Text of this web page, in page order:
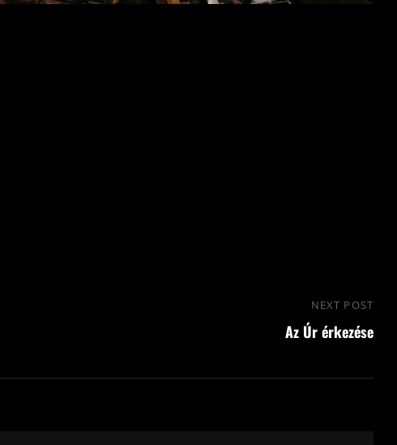
Next
Post
NEXT POST
Az Úr érkezése